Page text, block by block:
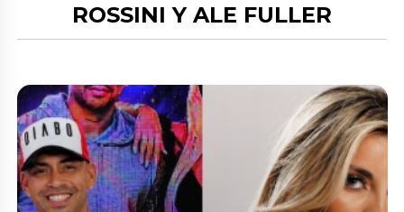
ROSSINI Y ALE FULLER